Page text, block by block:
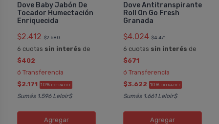
Dove Baby Jabón De
Tocador Humectación
Enriquecida
$2.412 $2.680
6 cuotas sin interés de
$402
ó Transferencia
$2.171 10% EXTRA OFF
Sumás 1.596 Leloir$
Agregar
Dove Antitranspirante
Roll On Go Fresh
Granada
$4.024 $4.471
6 cuotas sin interés de
$671
ó Transferencia
$3.622 10% EXTRA OFF
Sumás 1.661 Leloir$
Agregar